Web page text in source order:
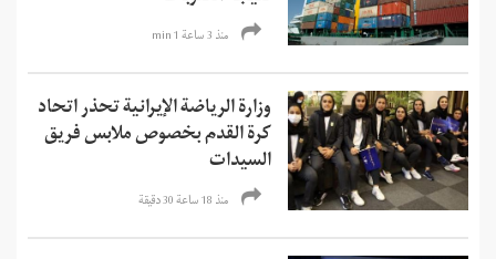
منذ 3 ساعة 1 min
وزارة الرياضة الإيرانية تحذر اتحاد
كرة القدم بخصوص ملابس فريق
السيدات
منذ 18 ساعة 30 دقیقة